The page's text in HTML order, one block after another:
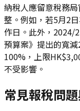
納稅人應留意稅務
整。例如，若5月2
作日。此外，2024/
預算案》提出的寬
100%，上限
不受影響。
常見報稅問